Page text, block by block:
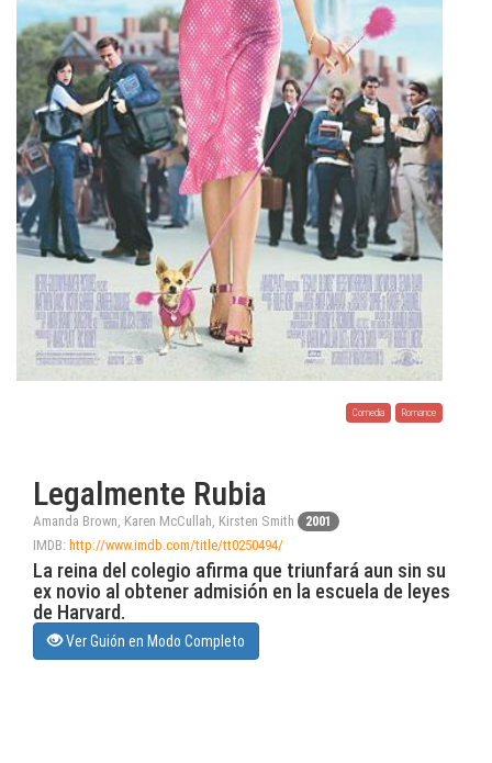
Comedia Romance
Legalmente Rubia
Amanda Brown, Karen McCullah, Kirsten Smith 2001
IMDB: http://www.imdb.com/title/tt0250494/
La reina del colegio afirma que triunfará aun sin su
ex novio al obtener admisión en la escuela de leyes
de Harvard.
Ver Guión en Modo Completo